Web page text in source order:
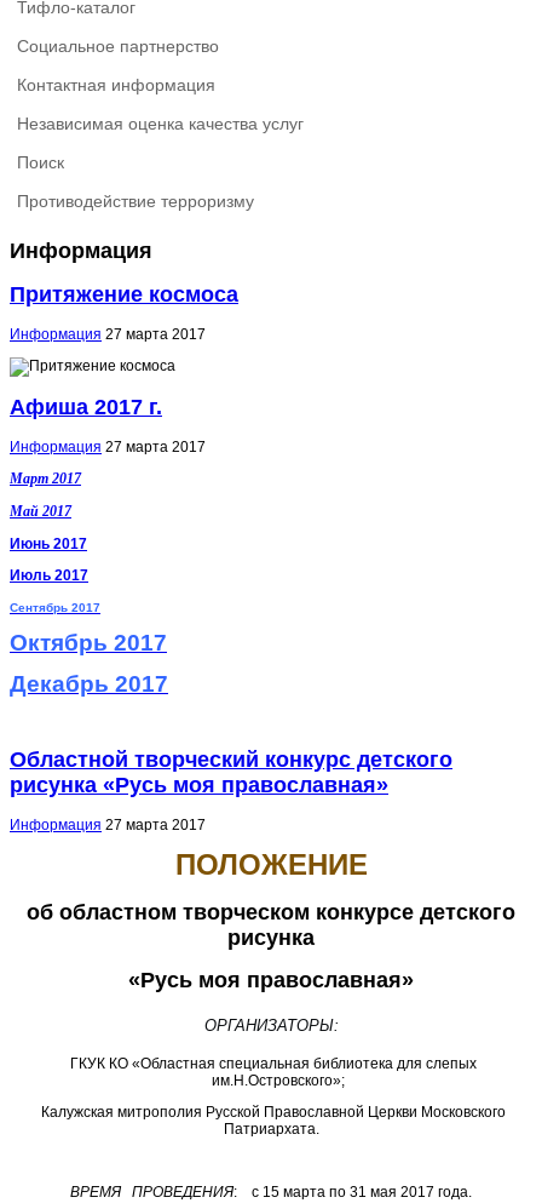
Тифло-каталог
Социальное партнерство
Контактная информация
Независимая оценка качества услуг
Поиск
Противодействие терроризму
Информация
Притяжение космоса
Информация 27 марта 2017
Афиша 2017 г.
Информация 27 марта 2017
Март 2017
Май 2017
Июнь 2017
Июль 2017
Сентябрь 2017
Октябрь 2017
Декабрь 2017
Областной творческий конкурс детского
рисунка «Русь моя православная»
Информация 27 марта 2017
ПОЛОЖЕНИЕ
об областном творческом конкурсе детского
рисунка
«Русь моя православная»
ОРГАНИЗАТОРЫ:
ГКУК КО «Областная специальная библиотека для слепых
им.Н.Островского»;
Калужская митрополия Русской Православной Церкви Московского
Патриархата.
ВРЕМЯ ПРОВЕДЕНИЯ: с 15 марта по 31 мая 2017 года.